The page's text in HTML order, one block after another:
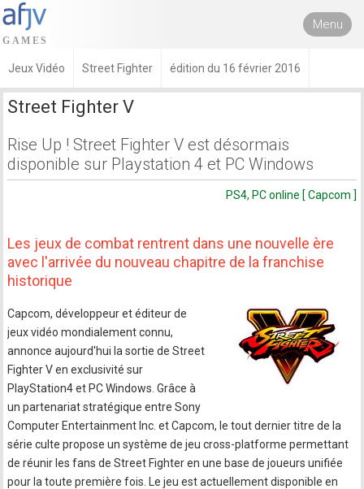
Menu
Jeux Vidéo Street Fighter édition du 16 février 2016
Street Fighter V
Rise Up ! Street Fighter V est désormais
disponible sur Playstation 4 et PC Windows
PS4, PC online [ Capcom ]
Les jeux de combat rentrent dans une nouvelle ère
avec l'arrivée du nouveau chapitre de la franchise
historique
Capcom, développeur et éditeur de
jeux vidéo mondialement connu,
annonce aujourd'hui la sortie de Street
Fighter V en exclusivité sur
PlayStation4 et PC Windows. Grâce à
un partenariat stratégique entre Sony
Computer Entertainment Inc. et Capcom, le tout dernier titre de la
série culte propose un système de jeu cross-platforme permettant
de réunir les fans de Street Fighter en une base de joueurs unifiée
pour la toute première fois. Le jeu est actuellement disponible en